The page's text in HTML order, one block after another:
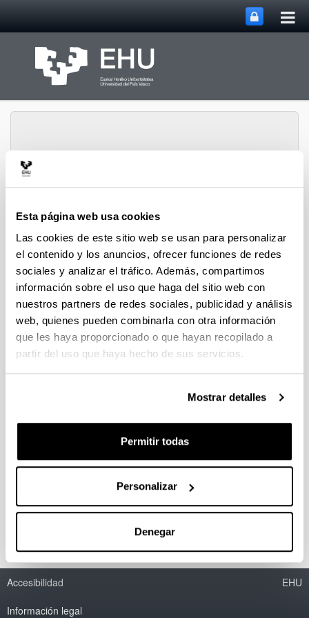
Esta página web usa cookies
Las cookies de este sitio web se usan para personalizar
el contenido y los anuncios, ofrecer funciones de redes
sociales y analizar el tráfico. Además, compartimos
información sobre el uso que haga del sitio web con
nuestros partners de redes sociales, publicidad y análisis
web, quienes pueden combinarla con otra información
que les haya proporcionado o que hayan recopilado a
partir del uso que haya hecho de sus servicios.
Mostrar detalles
Permitir todas
Personalizar
Denegar
Grupo de Investigación
Rewest
Proyectos
La literatura del oeste de los de los
EE.UU. en el siglo XXI: ¿un territorio
sin fronteras?
Entidad financiadora:
Proyecto de Investigación Fundamental No Orientada
Accesibilidad
Información legal
EHU